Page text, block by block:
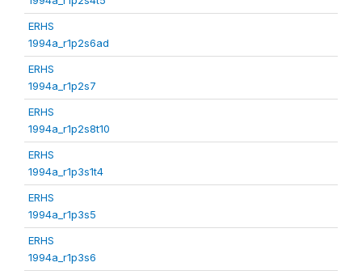
ERHS
1994a_r1p2s6ad
ERHS
1994a_r1p2s7
ERHS
1994a_r1p2s8t10
ERHS
1994a_r1p3s1t4
ERHS
1994a_r1p3s5
ERHS
1994a_r1p3s6